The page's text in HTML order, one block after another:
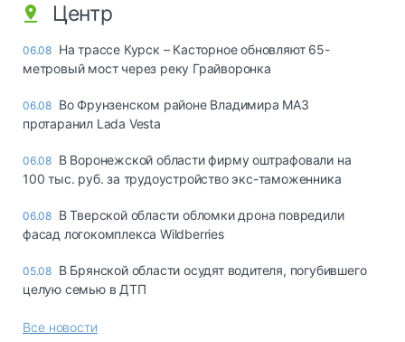
Центр
06.08 На трассе Курск – Касторное обновляют 65-
метровый мост через реку Грайворонка
06.08 Во Фрунзенском районе Владимира МАЗ
протаранил Lada Vesta
06.08 В Воронежской области фирму оштрафовали на
100 тыс. руб. за трудоустройство экс-таможенника
06.08 В Тверской области обломки дрона повредили
фасад логокомплекса Wildberries
05.08 В Брянской области осудят водителя, погубившего
целую семью в ДТП
Все новости